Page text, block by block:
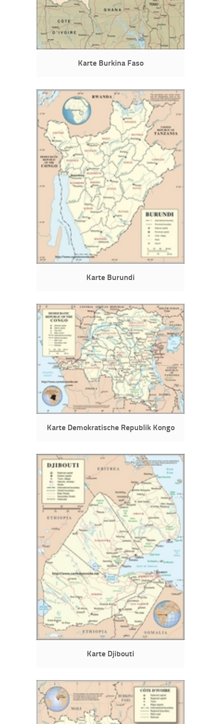
Karte Burkina Faso
Karte Burundi
Karte Demokratische Republik Kongo
Karte Djibouti